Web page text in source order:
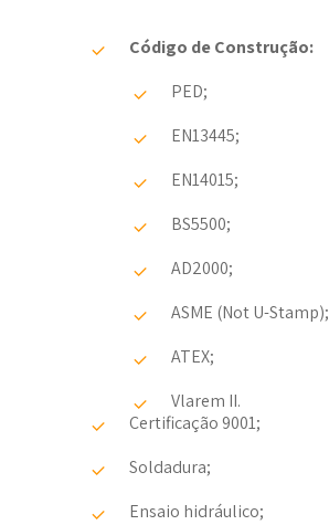
Código de Construção:
PED;
EN13445;
EN14015;
BS5500;
AD2000;
ASME (Not U-Stamp);
ATEX;
Vlarem II.
Certificação 9001;
Soldadura;
Ensaio hidráulico;